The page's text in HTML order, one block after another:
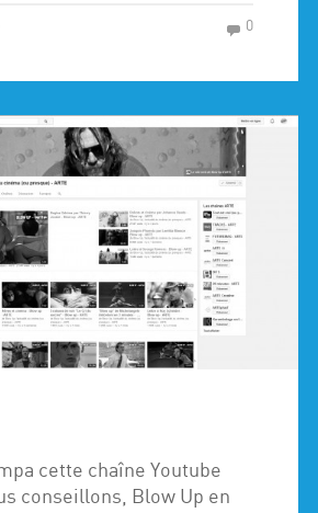
0
cette chaîne Youtube
conseillons, Blow Up en